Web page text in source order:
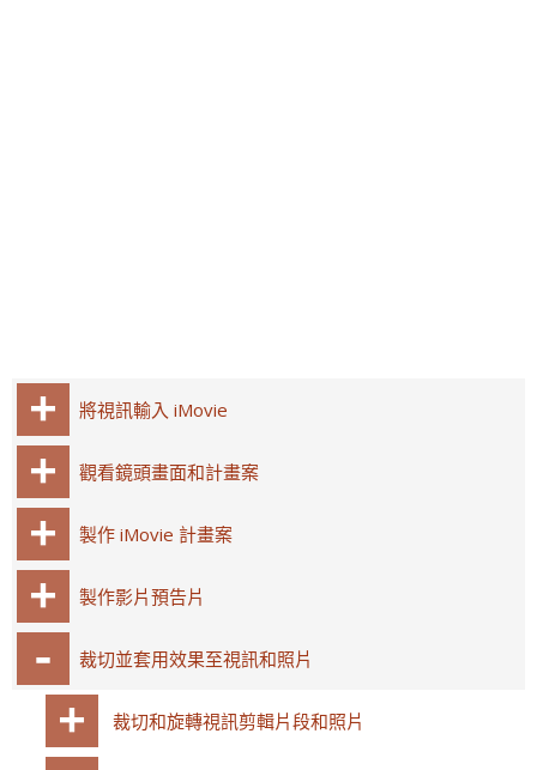
將視訊輸入 iMovie
觀看鏡頭畫面和計畫案
製作 iMovie 計畫案
製作影片預告片
裁切並套用效果至視訊和照片
裁切和旋轉視訊剪輯片段和照片